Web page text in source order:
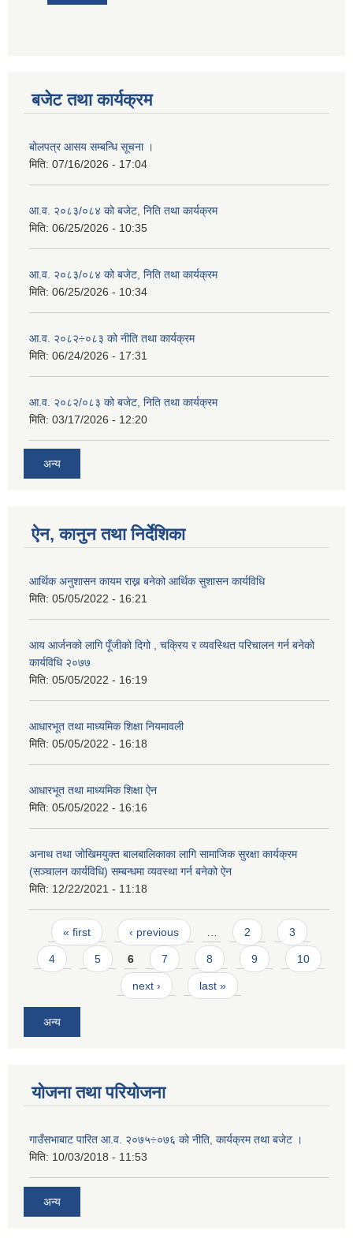
बजेट तथा कार्यक्रम
बोलपत्र आसय सम्बन्धि सूचना ।
मिति: 07/16/2026 - 17:04
आ.व. २०८३/०८४ को बजेट, निति तथा कार्यक्रम
मिति: 06/25/2026 - 10:35
आ.व. २०८३/०८४ को बजेट, निति तथा कार्यक्रम
मिति: 06/25/2026 - 10:34
आ.व. २०८२÷०८३ को नीति तथा कार्यक्रम
मिति: 06/24/2026 - 17:31
आ.व. २०८२/०८३ को बजेट, निति तथा कार्यक्रम
मिति: 03/17/2026 - 12:20
अन्य
ऐन, कानुन तथा निर्देशिका
आर्थिक अनुशासन कायम राख्न बनेको आर्थिक सुशासन कार्यविधि
मिति: 05/05/2022 - 16:21
आय आर्जनको लागि पूँजीको दिगो , चक्रिय र व्यवस्थित परिचालन गर्न बनेको
कार्यविधि २०७७
मिति: 05/05/2022 - 16:19
आधारभूत तथा माध्यमिक शिक्षा नियमावली
मिति: 05/05/2022 - 16:18
आधारभूत तथा माध्यमिक शिक्षा ऐन
मिति: 05/05/2022 - 16:16
अनाथ तथा जोखिमयुक्त बालबालिकाका लागि सामाजिक सुरक्षा कार्यक्रम
(सञ्चालन कार्यविधि) सम्बन्धमा व्यवस्था गर्न बनेको ऐन
मिति: 12/22/2021 - 11:18
Pages
« first ‹ previous 2 3
4 5 6 7 8 9 10
next › last »
अन्य
योजना तथा परियोजना
गाउँसभाबाट पारित आ.व. २०७५÷०७६ को नीति, कार्यक्रम तथा बजेट ।
मिति: 10/03/2018 - 11:53
अन्य